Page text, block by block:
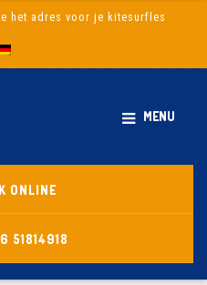
het adres voor je kitesurfles
MENU
ONLINE
51814918